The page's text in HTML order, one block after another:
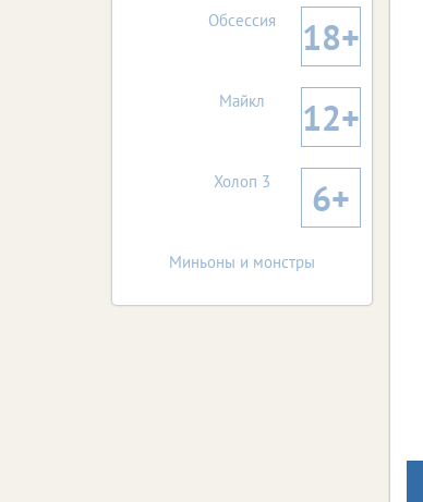
Обсессия 18+
Майкл 12+
Холоп 3 6+
Миньоны и монстры